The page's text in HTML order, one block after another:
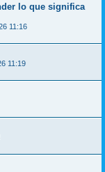
lo que significa
11:16
11:19